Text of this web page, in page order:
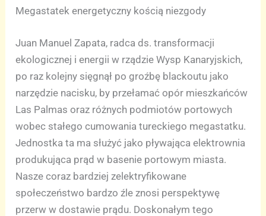
Megastatek energetyczny kością niezgody
Juan Manuel Zapata, radca ds. transformacji
ekologicznej i energii w rządzie Wysp Kanaryjskich,
po raz kolejny sięgnął po groźbę blackoutu jako
narzędzie nacisku, by przełamać opór mieszkańców
Las Palmas oraz różnych podmiotów portowych
wobec stałego cumowania tureckiego megastatku.
Jednostka ta ma służyć jako pływająca elektrownia
produkująca prąd w basenie portowym miasta.
Nasze coraz bardziej zelektryfikowane
społeczeństwo bardzo źle znosi perspektywę
przerw w dostawie prądu. Doskonałym tego